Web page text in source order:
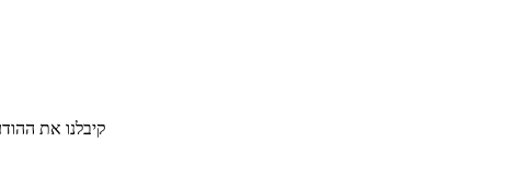
קיבלנו את